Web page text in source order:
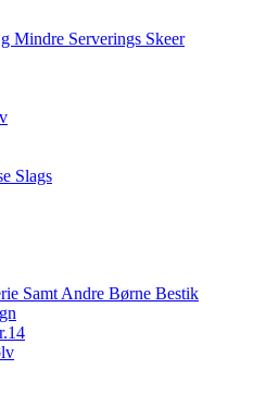
Mindre Serverings Skeer
Slags
Samt Andre Børne Bestik